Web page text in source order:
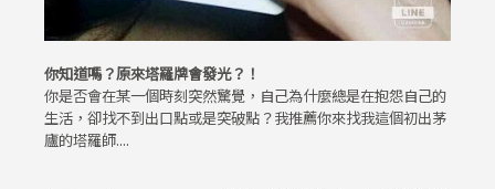
你知道嗎？原來塔羅牌會發光？！
你是否會在某一個時刻突然驚覺，自己為什麼總是在抱怨自己的
生活，卻找不到出口點或是突破點？我推薦你來找我這個初出茅
廬的塔羅師....